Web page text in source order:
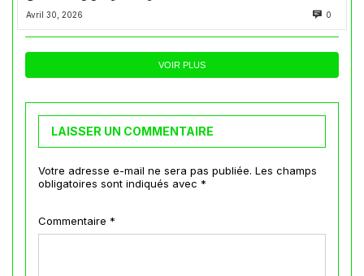
Avril 30, 2026 0
VOIR PLUS
LAISSER UN COMMENTAIRE
Votre adresse e-mail ne sera pas publiée. Les champs
obligatoires sont indiqués avec *
Commentaire *